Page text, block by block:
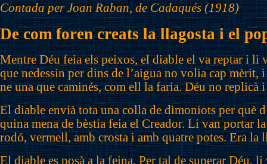
Contada per Joan Raban, de Cadaqués (1918)
De com foren creats la llagosta i el
Mentre Déu feia els peixos, el diable el va reptar i li
que nedessin per dins de l’aigua no volia cap mèrit,
ne una que caminés, com ell la faria. Déu no replicà i
El diable envià tota una colla de dimoniots per què
quina mena de bèstia feia el Creador. Li van portar
rodó, vermell, amb crosta i amb quatre potes. Era la
El diable es posà a la feina. Per tal de superar Déu,